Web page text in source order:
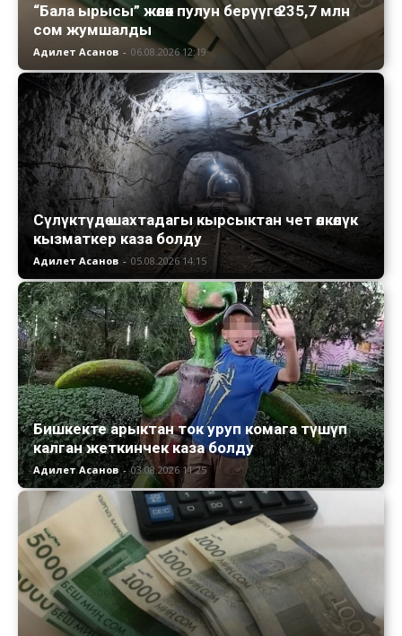
“Бала ырысы” жөлөк пулун берүүгө 235,7 млн
сом жумшалды
Адилет Асанов - 06.08.2026 12:19
Сүлүктүдө шахтадагы кырсыктан чет өлкөлүк
кызматкер каза болду
Адилет Асанов - 05.08.2026 14:15
Бишкекте арыктан ток уруп комага түшүп
калган жеткинчек каза болду
Адилет Асанов - 03.08.2026 11:25